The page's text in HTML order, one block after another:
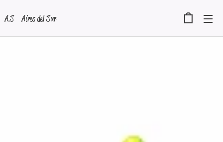
A.S Aires del Sur